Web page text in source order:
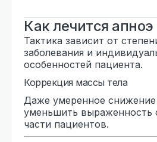
Как лечится апноэ
Тактика зависит от
заболевания и
особенностей пациента.
Коррекция массы тела
Даже умеренное
уменьшить выраженность
части пациентов.